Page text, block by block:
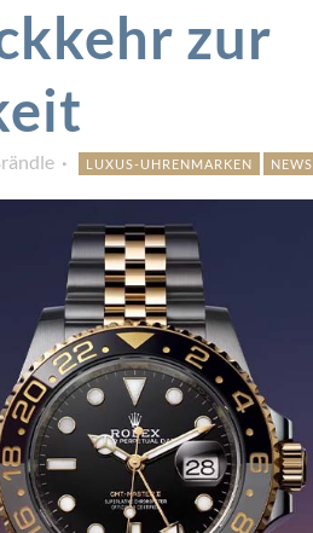
zur
LUXUS-UHRENMARKEN NEWS